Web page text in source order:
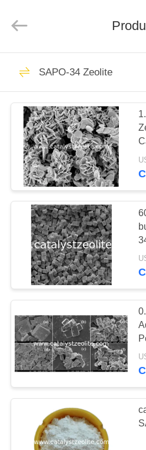
RUMAH
PRODUK
TENTANG
KAMI
TUR
PABRIK
KONTROL
KUALITAS
HUBUNGI
KAMI
BERITA
KASUS
SITEMAP
Rights
Katalis
ZSM-5
Beta
SAPO-34 Zeolite